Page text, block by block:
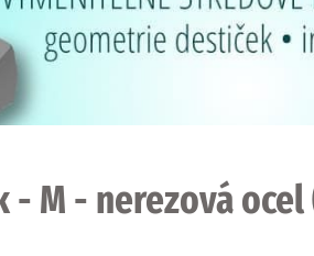
- nerezová ocel